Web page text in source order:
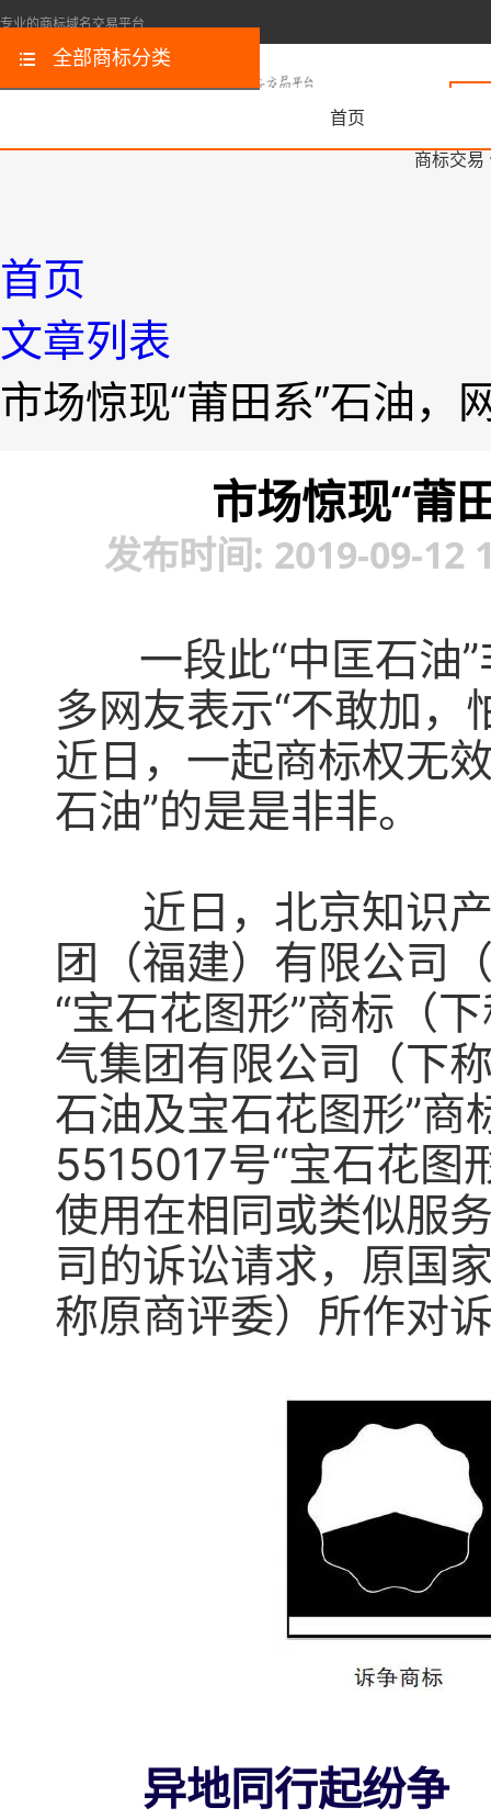
专业的商标域名交易平台
首页
商标交易
全部商标分类
首页
文章列表
市场惊现“莆田系”石油，
市场惊现“莆
发布时间: 2019-09-12
一段此“中匡石油”
多网友表示“不敢加，
近日，一起商标权无
石油”的是是非非。
近日，北京知识产
团（福建）有限公司
“宝石花图形”商标（
气集团有限公司（下
石油及宝石花图形”
5515017号“宝石花图
使用在相同或类似服
司的诉讼请求，原国
称原商评委）所作对
异地同行起纷争